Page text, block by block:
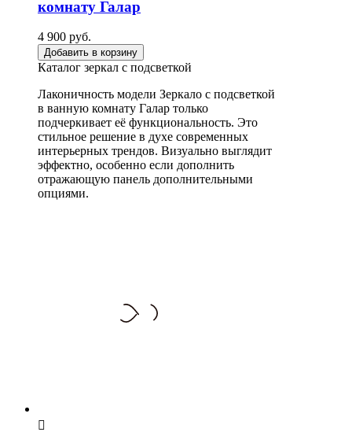
комнату Галар
4 900 руб.
Добавить в корзину
Каталог зеркал с подсветкой
Лаконичность модели Зеркало с подсветкой
в ванную комнату Галар только
подчеркивает её функциональность. Это
стильное решение в духе современных
интерьерных трендов. Визуально выглядит
эффектно, особенно если дополнить
отражающую панель дополнительными
опциями.
